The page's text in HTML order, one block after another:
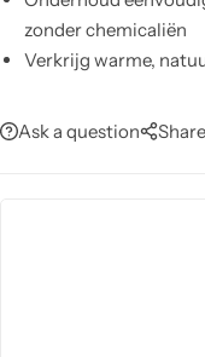
zonder chemicaliën
Verkrijg warme,
Ask a question Share